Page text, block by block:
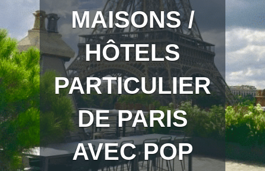
MAISONS /
HÔTELS
PARTICULIER
DE PARIS
AVEC POP